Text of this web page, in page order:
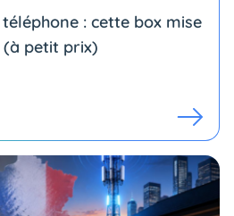
: cette box mise
petit prix)